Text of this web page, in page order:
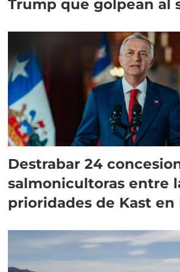
Trump que golpean al
Destrabar 24
salmonicultoras entre
prioridades de Kast en